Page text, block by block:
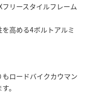
リースタイルフレーム
高める4ボルトアルミ
ロードバイクカウマン
。